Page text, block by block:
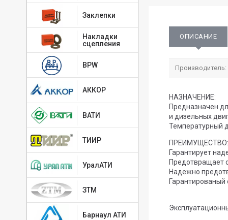
Заклепки
Накладки
сцепления
BPW
АККОР
ВАТИ
ТИИР
УралАТИ
ЗТМ
Барнаул АТИ
ОПИСАНИЕ
Производитель:
НАЗНАЧЕНИЕ:
Предназначен
и дизельных
Температурный
ПРЕИМУЩЕСТВО:
Гарантирует
Предотвращает
Надежно
Гарантированый